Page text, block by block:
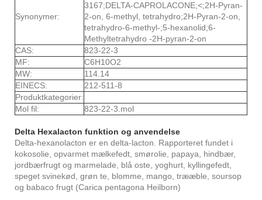
Synonymer:
3167;DELTA-CAPROLACONE;<;2H-Pyran-
2-on, 6-methyl, tetrahydro;2H-Pyran-2-on,
tetrahydro-6-methyl-;5-hexanolid;6-
Methyltetrahydro -2H-pyran-2-on
CAS:
823-22-3
MF:
C6H10O2
MW:
114.14
EINECS:
212-511-8
Produktkategorier:
Mol fil:
823-22-3.mol
Delta Hexalacton funktion og anvendelse
Delta-hexanolacton er en delta-lacton. Rapporteret fundet i
kokosolie, opvarmet mælkefedt, smørolie, papaya, hindbær,
jordbærfrugt og marmelade, blå oste, yoghurt, kyllingefedt,
speget svinekød, grøn te, blomme, mango, trææble, soursop
og babaco frugt (Carica pentagona Heilborn)